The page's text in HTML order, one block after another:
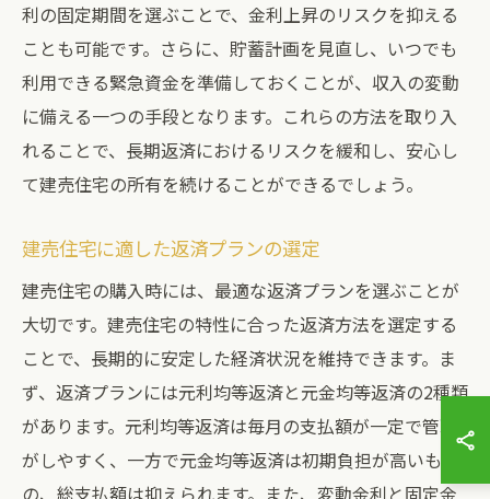
利の固定期間を選ぶことで、金利上昇のリスクを抑える
ことも可能です。さらに、貯蓄計画を見直し、いつでも
利用できる緊急資金を準備しておくことが、収入の変動
に備える一つの手段となります。これらの方法を取り入
れることで、長期返済におけるリスクを緩和し、安心し
て建売住宅の所有を続けることができるでしょう。
建売住宅に適した返済プランの選定
建売住宅の購入時には、最適な返済プランを選ぶことが
大切です。建売住宅の特性に合った返済方法を選定する
ことで、長期的に安定した経済状況を維持できます。ま
ず、返済プランには元利均等返済と元金均等返済の2種類
があります。元利均等返済は毎月の支払額が一定で管理
がしやすく、一方で元金均等返済は初期負担が高いもの
の、総支払額は抑えられます。また、変動金利と固定金